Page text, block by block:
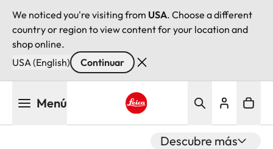
We noticed you're visiting from USA. Choose a different
country or region to view content for your location and
shop online.
USA (English)
Continuar
Menú
Descubre más